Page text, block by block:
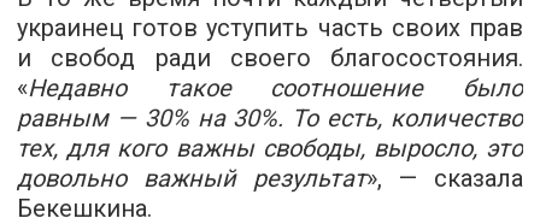
украинец готов уступить часть своих прав
и свобод ради своего благосостояния.
«Недавно такое соотношение было
равным — 30% на 30%. То есть, количество
тех, для кого важны свободы, выросло, это
довольно важный результат», — сказала
Бекешкина.